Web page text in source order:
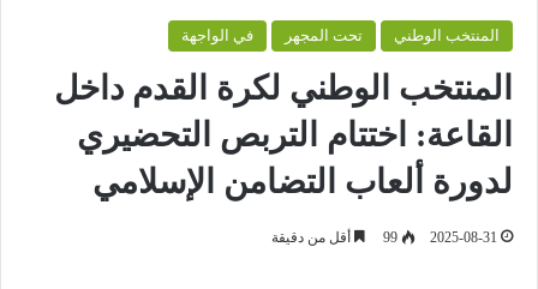
المنتخب الوطني تحت المجهر في الواجهة
المنتخب الوطني لكرة القدم داخل
القاعة: اختتام التربص التحضيري
لدورة ألعاب التضامن الإسلامي
2025-08-31
99 أقل من دقيقة